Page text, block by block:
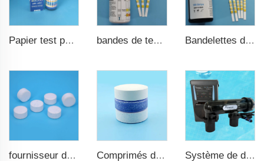
Papier test pH pH0-pH14 100 bandes pour test de piscine bandes de test pour eau de piscine 7 en 1 Bandelettes de test de piscine rapides et précises 15 en 1 pour eau potable
fournisseur de comprimés de chlore TCCA en vrac, désinfectant pour piscine Comprimés de chlore TCCA pour piscine Système de désinfection de piscine haute qualité à eau salée pour piscine